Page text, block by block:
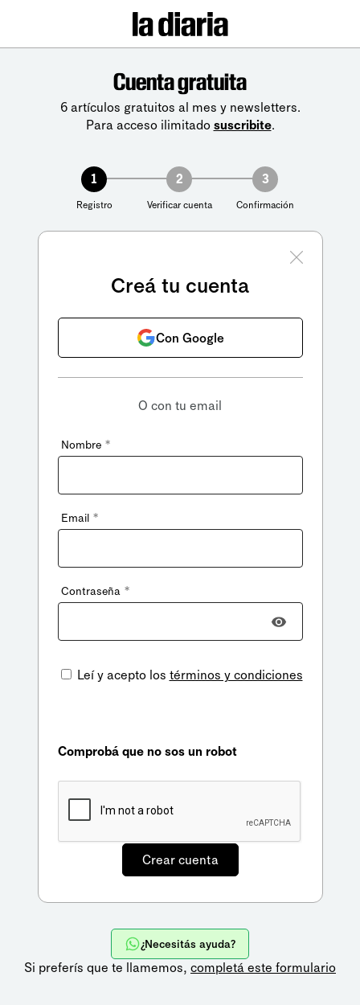
Cuenta gratuita
6 artículos gratuitos al mes y newsletters.
Para acceso ilimitado suscribite.
1
Registro
2
Verificar cuenta
3
Confirmación
Creá tu cuenta
Con Google
O con tu email
Nombre *
Email *
Contraseña *
Leí y acepto los términos y condiciones
Comprobá que no sos un robot
¿Necesitás ayuda?
Si preferís que te llamemos, completá este formulario